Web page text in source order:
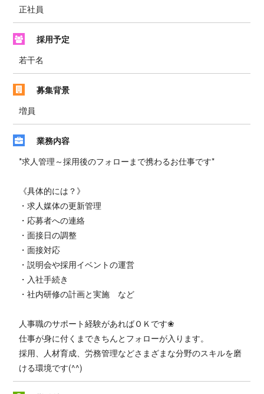
正社員
採用予定
若干名
募集背景
増員
業務内容
*求人管理～採用後のフォローまで携わるお仕事です*
《具体的には？》
・求人媒体の更新管理
・応募者への連絡
・面接日の調整
・面接対応
・説明会や採用イベントの運営
・入社手続き
・社内研修の計画と実施 など
人事職のサポート経験があればＯＫです❀
仕事が身に付くまできちんとフォローが入ります。
採用、人材育成、労務管理などさまざまな分野のスキルを磨
ける環境です(^^)